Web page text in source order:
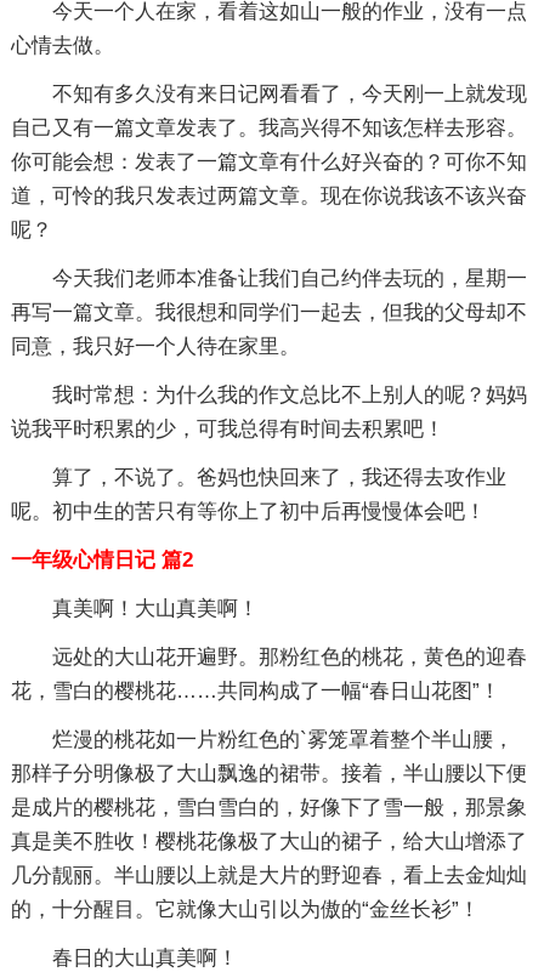
今天一个人在家，看着这如山一般的作业，没有一点
心情去做。
不知有多久没有来日记网看看了，今天刚一上就发现
自己又有一篇文章发表了。我高兴得不知该怎样去形容。
你可能会想：发表了一篇文章有什么好兴奋的？可你不知
道，可怜的我只发表过两篇文章。现在你说我该不该兴奋
呢？
今天我们老师本准备让我们自己约伴去玩的，星期一
再写一篇文章。我很想和同学们一起去，但我的父母却不
同意，我只好一个人待在家里。
我时常想：为什么我的作文总比不上别人的呢？妈妈
说我平时积累的少，可我总得有时间去积累吧！
算了，不说了。爸妈也快回来了，我还得去攻作业
呢。初中生的苦只有等你上了初中后再慢慢体会吧！
一年级心情日记 篇2
真美啊！大山真美啊！
远处的大山花开遍野。那粉红色的桃花，黄色的迎春
花，雪白的樱桃花……共同构成了一幅“春日山花图”！
烂漫的桃花如一片粉红色的`雾笼罩着整个半山腰，
那样子分明像极了大山飘逸的裙带。接着，半山腰以下便
是成片的樱桃花，雪白雪白的，好像下了雪一般，那景象
真是美不胜收！樱桃花像极了大山的裙子，给大山增添了
几分靓丽。半山腰以上就是大片的野迎春，看上去金灿灿
的，十分醒目。它就像大山引以为傲的“金丝长衫”！
春日的大山真美啊！